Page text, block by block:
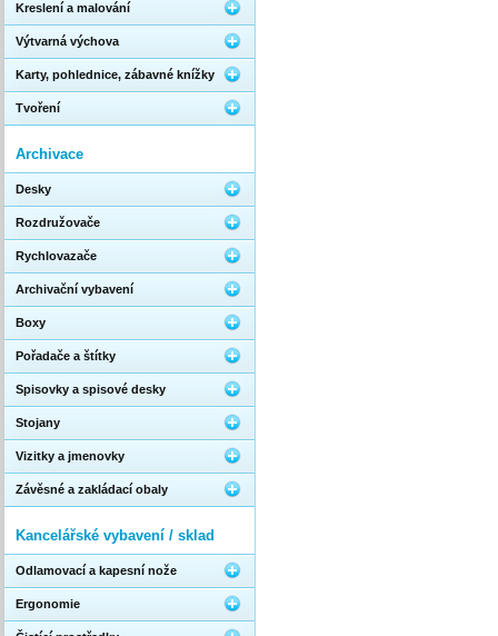
Kreslení a malování
Výtvarná výchova
Karty, pohlednice, zábavné knížky
Tvoření
Archivace
Desky
Rozdružovače
Rychlovazače
Archivační vybavení
Boxy
Pořadače a štítky
Spisovky a spisové desky
Stojany
Vizitky a jmenovky
Závěsné a zakládací obaly
Kancelářské vybavení / sklad
Odlamovací a kapesní nože
Ergonomie